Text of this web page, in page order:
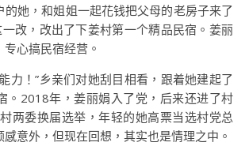
的她，和姐姐一起花钱把父母的老房子来了
一改，改出了下姜村第一个精品民宿。姜丽
心搞民宿经营。
力！”乡亲们对她刮目相看，跟着她建起了
。2018年，姜丽娟入了党，后来还进了村
两委换届选举，年轻的她高票当选村党总
意外，但现在回想，其实也是情理之中。